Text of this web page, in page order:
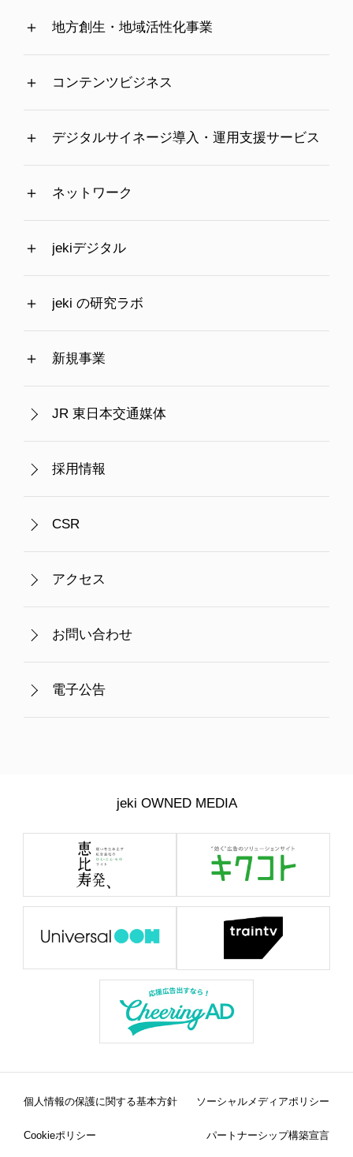
地方創生・地域活性化事業
コンテンツビジネス
デジタルサイネージ導入・運用支援サービス
ネットワーク
jekiデジタル
jeki の研究ラボ
新規事業
JR 東日本交通媒体
採用情報
CSR
アクセス
お問い合わせ
電子公告
jeki OWNED MEDIA
個人情報の保護に関する基本方針 ソーシャルメディアポリシー
Cookieポリシー パートナーシップ構築宣言